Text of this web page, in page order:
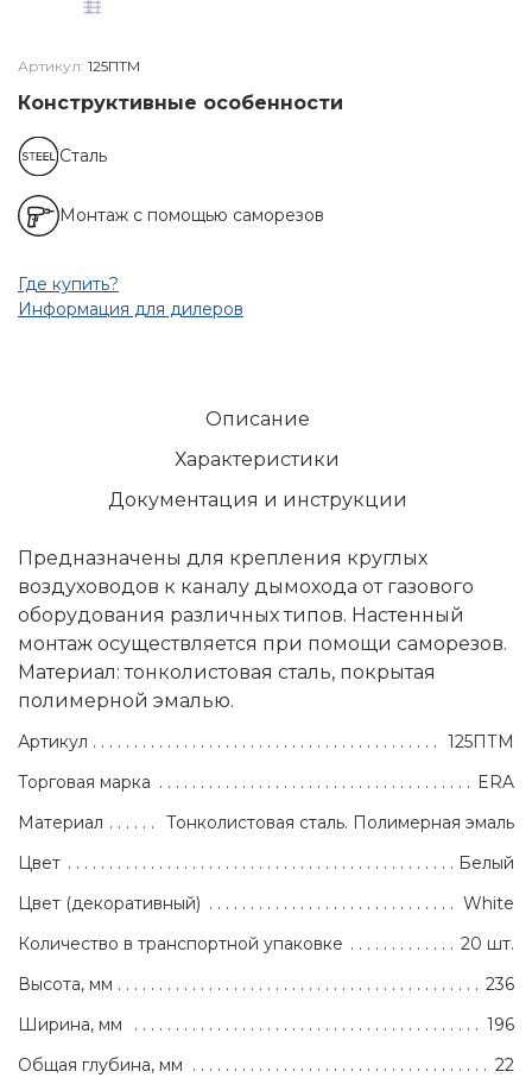
Артикул: 125ПТМ
Конструктивные особенности
Сталь
Монтаж с помощью саморезов
Где купить?
Информация для дилеров
Описание
Характеристики
Документация и инструкции
Предназначены для крепления круглых
воздуховодов к каналу дымохода от газового
оборудования различных типов. Настенный
монтаж осуществляется при помощи саморезов.
Материал: тонколистовая сталь, покрытая
полимерной эмалью.
Артикул
125ПТМ
Торговая марка
ERA
Материал
Тонколистовая сталь. Полимерная эмаль
Цвет
Белый
Цвет (декоративный)
White
Количество в транспортной упаковке
20 шт.
Высота, мм
236
Ширина, мм
196
Общая глубина, мм
22